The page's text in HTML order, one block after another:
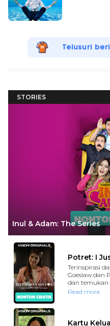
Telusuri